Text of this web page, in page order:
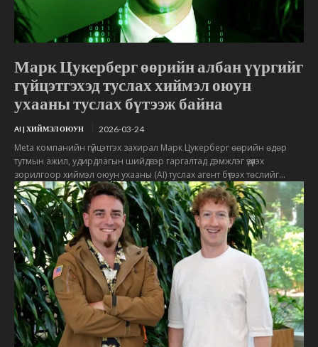
Марк Цукерберг өөрийн албан үүргийг
гүйцэтгэхэд туслах хиймэл оюун
ухааны туслах бүтээж байна
AI | ХИЙМЭЛ ОЮУН 2026-03-24
Meta компанийн гүйцэтгэх захирал Марк Цукерберг өөрийн өдөр
тутмын ажил, удирдлагын шийдвэр гаргалтад дэмжлэг үзүүлэх
зорилгоор хиймэл оюун ухааны (AI) туслах агент бүтээх төслийг...